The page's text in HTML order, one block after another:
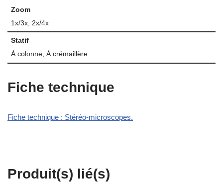
Zoom
1x/3x, 2x/4x
Statif
À colonne, À crémaillère
Fiche technique
Fiche technique : Stéréo-microscopes.
Produit(s) lié(s)